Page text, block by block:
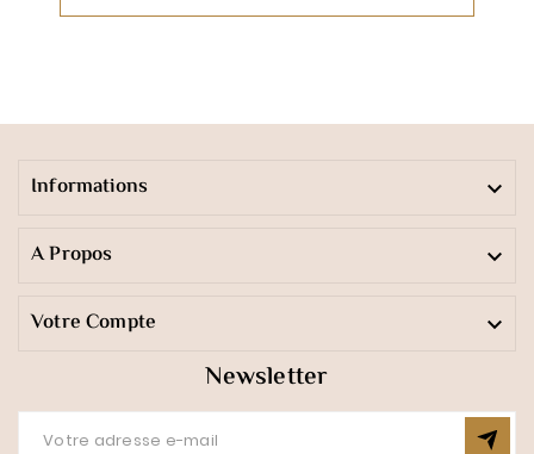
Informations 
A Propos 
Votre Compte 
Newsletter